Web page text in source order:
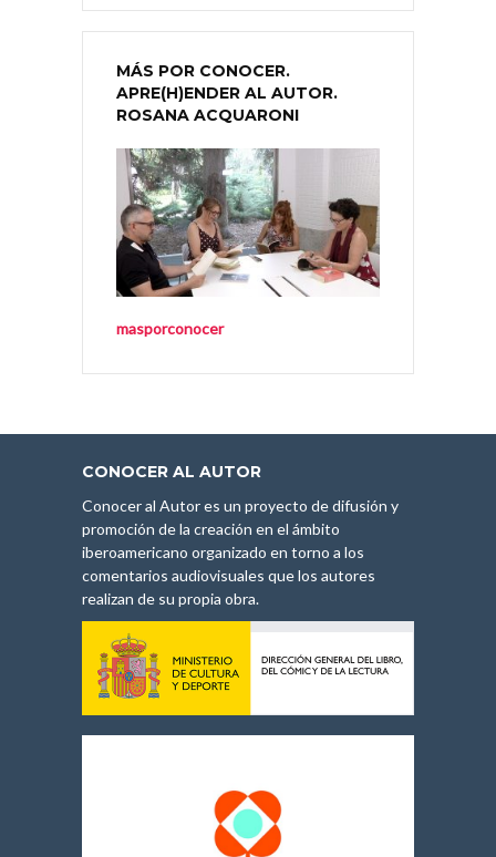
MÁS POR CONOCER.
APRE(H)ENDER AL AUTOR.
ROSANA ACQUARONI
masporconocer
CONOCER AL AUTOR
Conocer al Autor es un proyecto de difusión y
promoción de la creación en el ámbito
iberoamericano organizado en torno a los
comentarios audiovisuales que los autores
realizan de su propia obra.